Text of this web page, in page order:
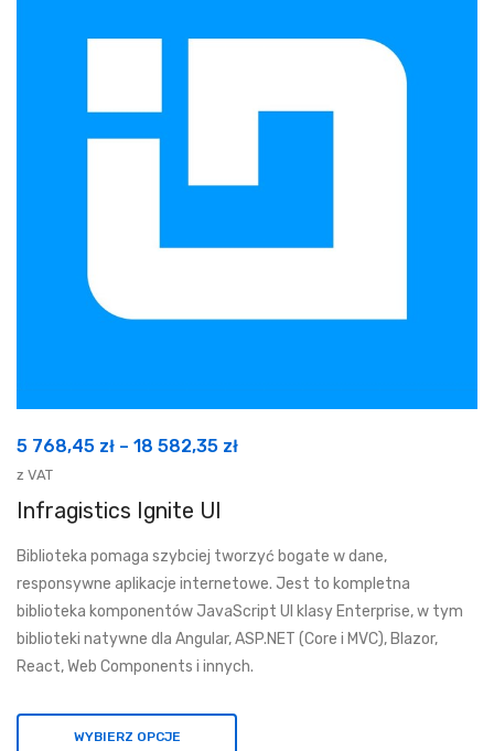
5 768,45 zł – 18 582,35 złZakres
768,45 zł
do
18
582,35 zł
z VAT
Infragistics Ignite UI
Biblioteka pomaga szybciej tworzyć bogate w dane,
responsywne aplikacje internetowe. Jest to kompletna
biblioteka komponentów JavaScript UI klasy Enterprise, w tym
biblioteki natywne dla Angular, ASP.NET (Core i MVC), Blazor,
React, Web Components i innych.
WYBIERZ OPCJE